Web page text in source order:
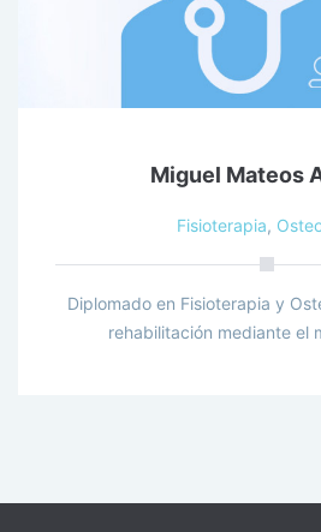
Miguel Mateos
Fisioterapia,
Diplomado en Fisioterapia y
rehabilitación mediante el